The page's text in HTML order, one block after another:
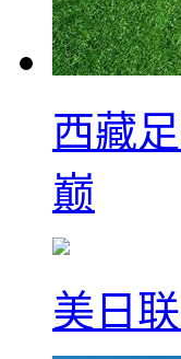
西藏
巅
美日